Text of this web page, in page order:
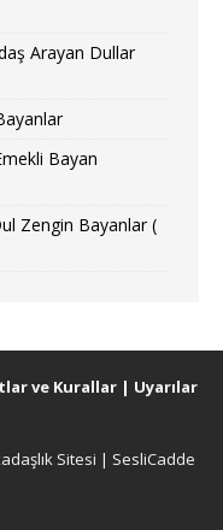
Arayan Dullar
Bayan
Zengin Bayanlar (
ve Kurallar | Uyarılar
Sitesi | SesliCadde